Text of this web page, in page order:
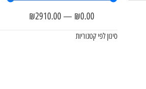
₪0.00
—
₪2910.00
סינון לפי קטגוריות